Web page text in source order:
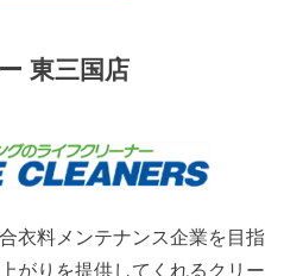
東三国店
衣料メンテナンス企業を目指
がりを提供してくれるクリー